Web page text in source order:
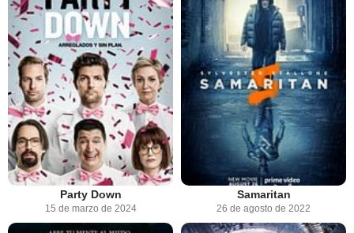
Party Down
15 de marzo de 2024
Samaritan
26 de agosto de 2022